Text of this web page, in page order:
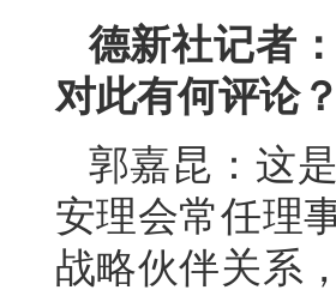
德新社记者
对此有何评论
郭嘉昆：这
安理会常任理
战略伙伴关系